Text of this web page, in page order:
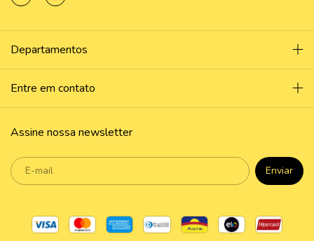
Departamentos
Entre em contato
Assine nossa newsletter